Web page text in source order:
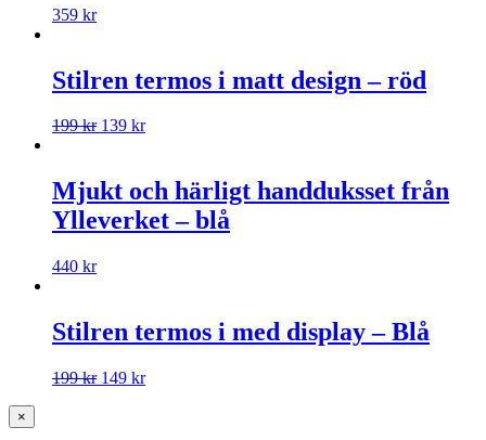
359 kr
Stilren termos i matt design – röd
199kr 139 kr
Mjukt och härligt handduksset från
Ylleverket – blå
440 kr
Stilren termos i med display – Blå
199kr 149 kr
×